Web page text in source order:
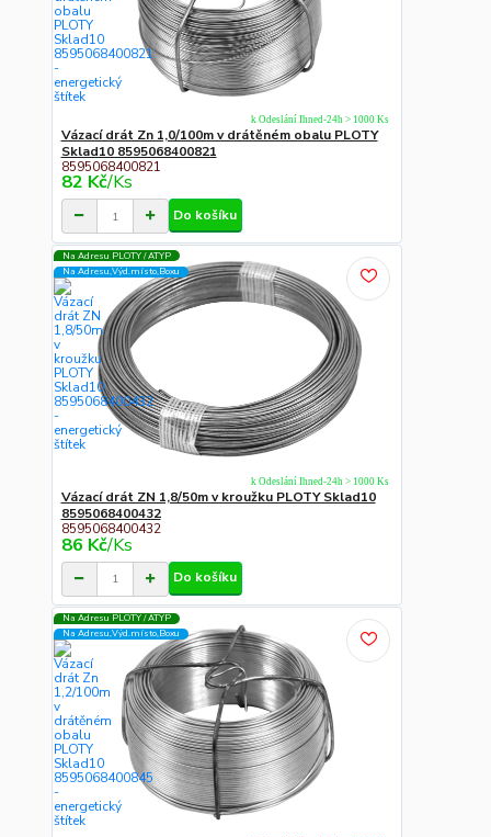
Vázací drát Zn 1,0/100m v drátěném obalu PLOTY
Sklad10 8595068400821
8595068400821
82 Kč/Ks
k Odeslání Ihned-24h > 1000 Ks
Do košíku
Na Adresu PLOTY / ATYP
Na Adresu,Výd.místo,Boxu
Vázací drát ZN 1,8/50m v kroužku PLOTY Sklad10
8595068400432
8595068400432
86 Kč/Ks
k Odeslání Ihned-24h > 1000 Ks
Do košíku
Na Adresu PLOTY / ATYP
Na Adresu,Výd.místo,Boxu